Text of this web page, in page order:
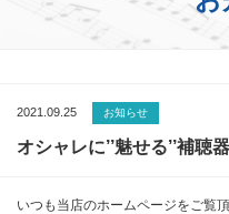
2021.09.25 お知らせ
オシャレに’’魅せる’’補
いつも当店のホームページをご覧